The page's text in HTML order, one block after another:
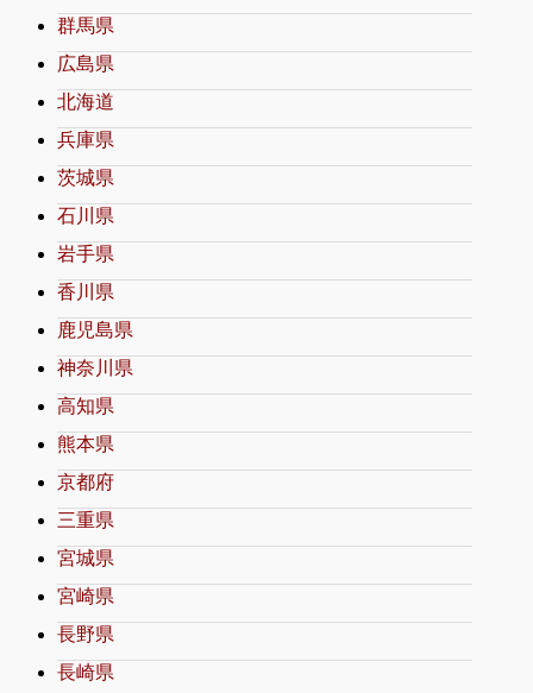
群馬県
広島県
北海道
兵庫県
茨城県
石川県
岩手県
香川県
鹿児島県
神奈川県
高知県
熊本県
京都府
三重県
宮城県
宮崎県
長野県
長崎県